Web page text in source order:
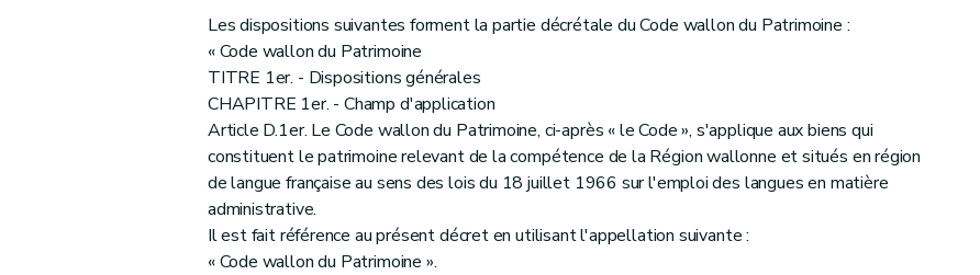
Art. 22
Art. 23
Art. 24
Art. 25
Art. 26
Art. 27
Art. 29
Art. 30
Les dispositions suivantes forment la partie décrétale du Code wallon du Patrimoine :
« Code wallon du Patrimoine
TITRE 1er. - Dispositions générales
CHAPITRE 1er. - Champ d'application
Article D.1er. Le Code wallon du Patrimoine, ci-après « le Code », s'applique aux biens qui
constituent le patrimoine relevant de la compétence de la Région wallonne et situés en région
de langue française au sens des lois du 18 juillet 1966 sur l'emploi des langues en matière
administrative.
Il est fait référence au présent décret en utilisant l'appellation suivante :
« Code wallon du Patrimoine ».